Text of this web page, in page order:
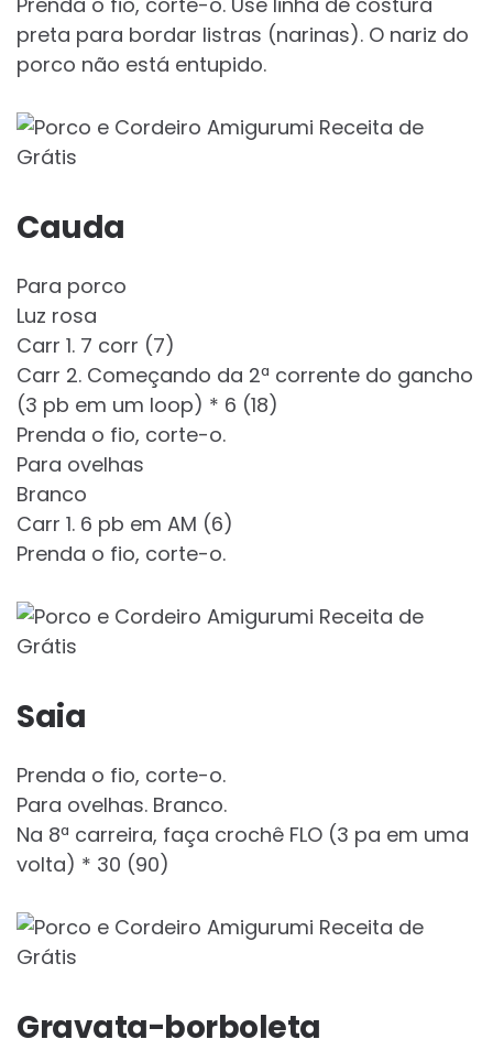
preta para bordar listras (narinas). O nariz do
porco não está entupido.
Cauda
Para porco
Luz rosa
Carr 1. 7 corr (7)
Carr 2. Começando da 2ª corrente do gancho
(3 pb em um loop) * 6 (18)
Prenda o fio, corte-o.
Para ovelhas
Branco
Carr 1. 6 pb em AM (6)
Prenda o fio, corte-o.
Saia
Prenda o fio, corte-o.
Para ovelhas. Branco.
Na 8ª carreira, faça crochê FLO (3 pa em uma
volta) * 30 (90)
Gravata-borboleta